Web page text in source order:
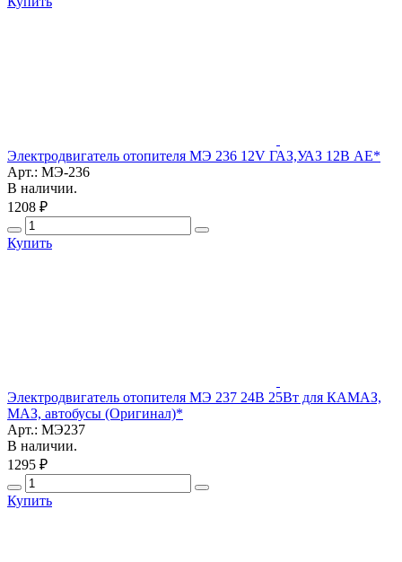
Электродвигатель отопителя МЭ 236 12V ГАЗ,УАЗ 12В АЕ*
Арт.: МЭ-236
В наличии.
1208 ₽
Купить
Электродвигатель отопителя МЭ 237 24В 25Вт для КАМАЗ,
МАЗ, автобусы (Оригинал)*
Арт.: МЭ237
В наличии.
1295 ₽
Купить